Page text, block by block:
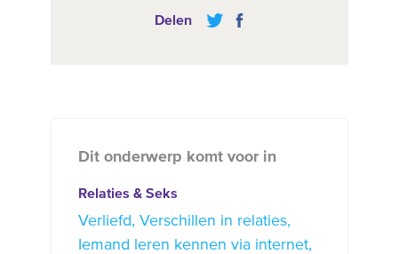
Delen
Dit onderwerp komt voor in
Relaties & Seks
Verliefd
Verschillen in relaties
Iemand leren kennen via internet